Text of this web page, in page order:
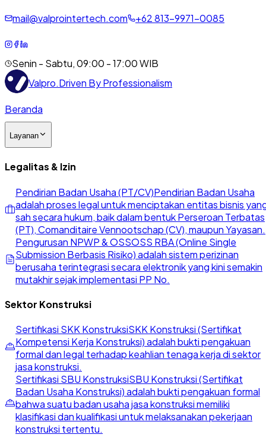
mail@valprointertech.com +62813-9971-0085
Senin - Sabtu, 09:00 - 17:00 WIB
Valpro.Driven By Professionalism
Beranda
Layanan
Legalitas & Izin
Pendirian Badan Usaha (PT/CV)Pendirian Badan Usaha
adalah proses legal untuk menciptakan entitas bisnis
sah secara hukum, baik dalam bentuk Perseroan Terbatas
(PT), Comanditaire Vennootschap (CV), maupun Yayasan.
Pengurusan NPWP & OSSOSS RBA (Online Single
Submission Berbasis Risiko) adalah sistem perizinan
berusaha terintegrasi secara elektronik yang kini semakin
mutakhir sejak implementasi PP No.
Sektor Konstruksi
Sertifikasi SKK KonstruksiSKK Konstruksi (Sertifikat
Kompetensi Kerja Konstruksi) adalah bukti pengakuan
formal dan legal terhadap keahlian tenaga kerja di sektor
jasa konstruksi.
Sertifikasi SBU KonstruksiSBU Konstruksi (Sertifikat
Badan Usaha Konstruksi) adalah bukti pengakuan formal
bahwa suatu badan usaha jasa konstruksi memiliki
klasifikasi dan kualifikasi untuk melaksanakan pekerjaan
konstruksi tertentu.